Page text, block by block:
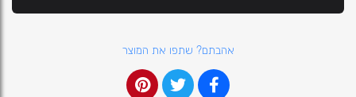
אהבתם? שתפו את המוצר